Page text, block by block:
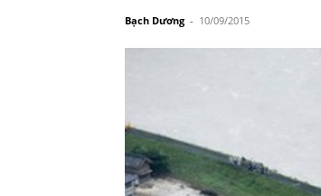
Bạch Dương - 10/09/2015